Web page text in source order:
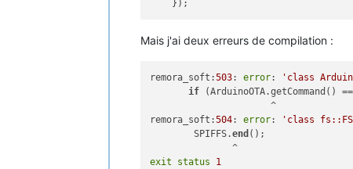
Mais j'ai deux erreurs de compilation :
remora_soft:503: error: 'class
if (ArduinoOTA.getCommand()
                      ^
remora_soft:504: error: 'class
        SPIFFS.
end ();
exit
status
1